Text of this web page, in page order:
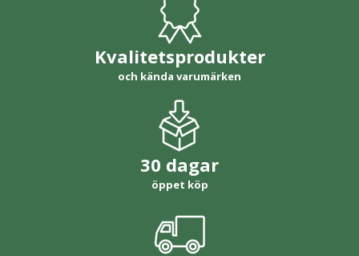
Kvalitetsprodukter
och kända varumärken
30 dagar
öppet köp